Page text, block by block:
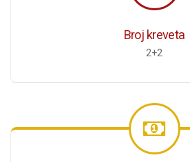
Broj kreveta
2+2